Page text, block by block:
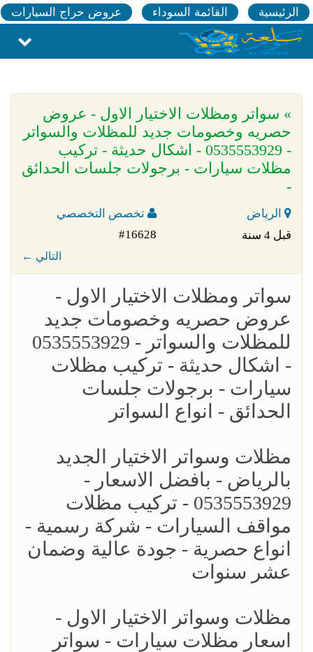
الرئيسية القائمة السوداء عروض حراج السيارات
» سواتر ومظلات الاختيار الاول - عروض
حصريه وخصومات جديد للمظلات والسواتر
- 0535553929 - اشكال حديثة - تركيب
مظلات سيارات - برجولات جلسات الحدائق
-
الرياض
تخصص التخصصي
قبل 4 سنة
#16628
← التالي
سواتر ومظلات الاختيار الاول -
عروض حصريه وخصومات جديد
للمظلات والسواتر - 0535553929
- اشكال حديثة - تركيب مظلات
سيارات - برجولات جلسات
الحدائق - انواع السواتر
مظلات وسواتر الاختيار الجديد
بالرياض - بافضل الاسعار -
0535553929 - تركيب مظلات
مواقف السيارات - شركة رسمية -
انواع حصرية - جودة عالية وضمان
عشر سنوات
مظلات وسواتر الاختيار الاول -
اسعار مظلات سيارات - سواتر